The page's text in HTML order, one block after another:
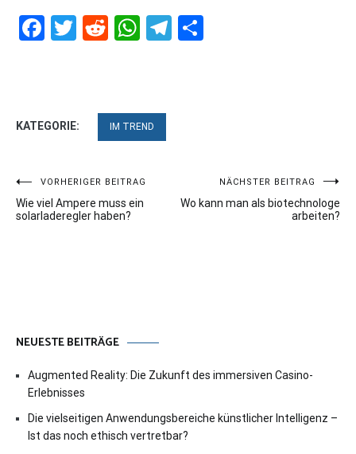
Facebook
Twitter
RedditWhatsApp
Telegram
KATEGORIE: IM TREND
Beitragsnavigation
VORHERIGER BEITRAG
Wie viel Ampere muss ein
solarladeregler haben?
NÄCHSTER BEITRAG
Wo kann man als biotechnologe
arbeiten?
NEUESTE BEITRÄGE
Augmented Reality: Die Zukunft des immersiven Casino-
Erlebnisses
Die vielseitigen Anwendungsbereiche künstlicher Intelligenz –
Ist das noch ethisch vertretbar?